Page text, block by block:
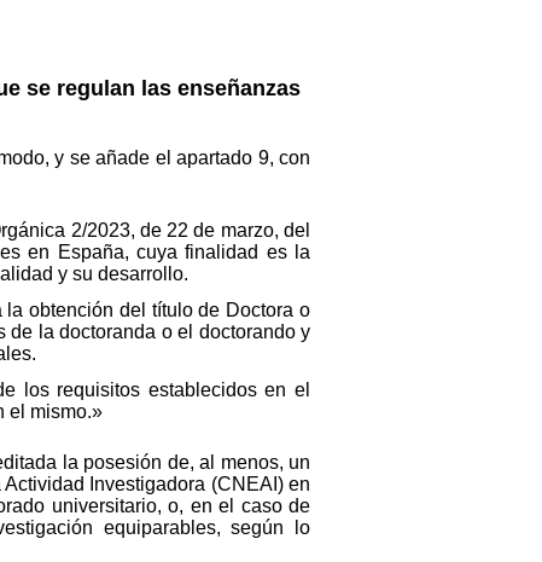
se regulan las enseñanzas
y se añade el apartado 9, con
2/2023, de 22 de marzo, del
en España, cuya finalidad es la
y su desarrollo.
obtención del título de Doctora o
de la doctoranda o el doctorando y
los requisitos establecidos en el
el mismo.»
la posesión de, al menos, un
Investigadora (CNEAI) en
universitario, o, en el caso de
equiparables, según lo